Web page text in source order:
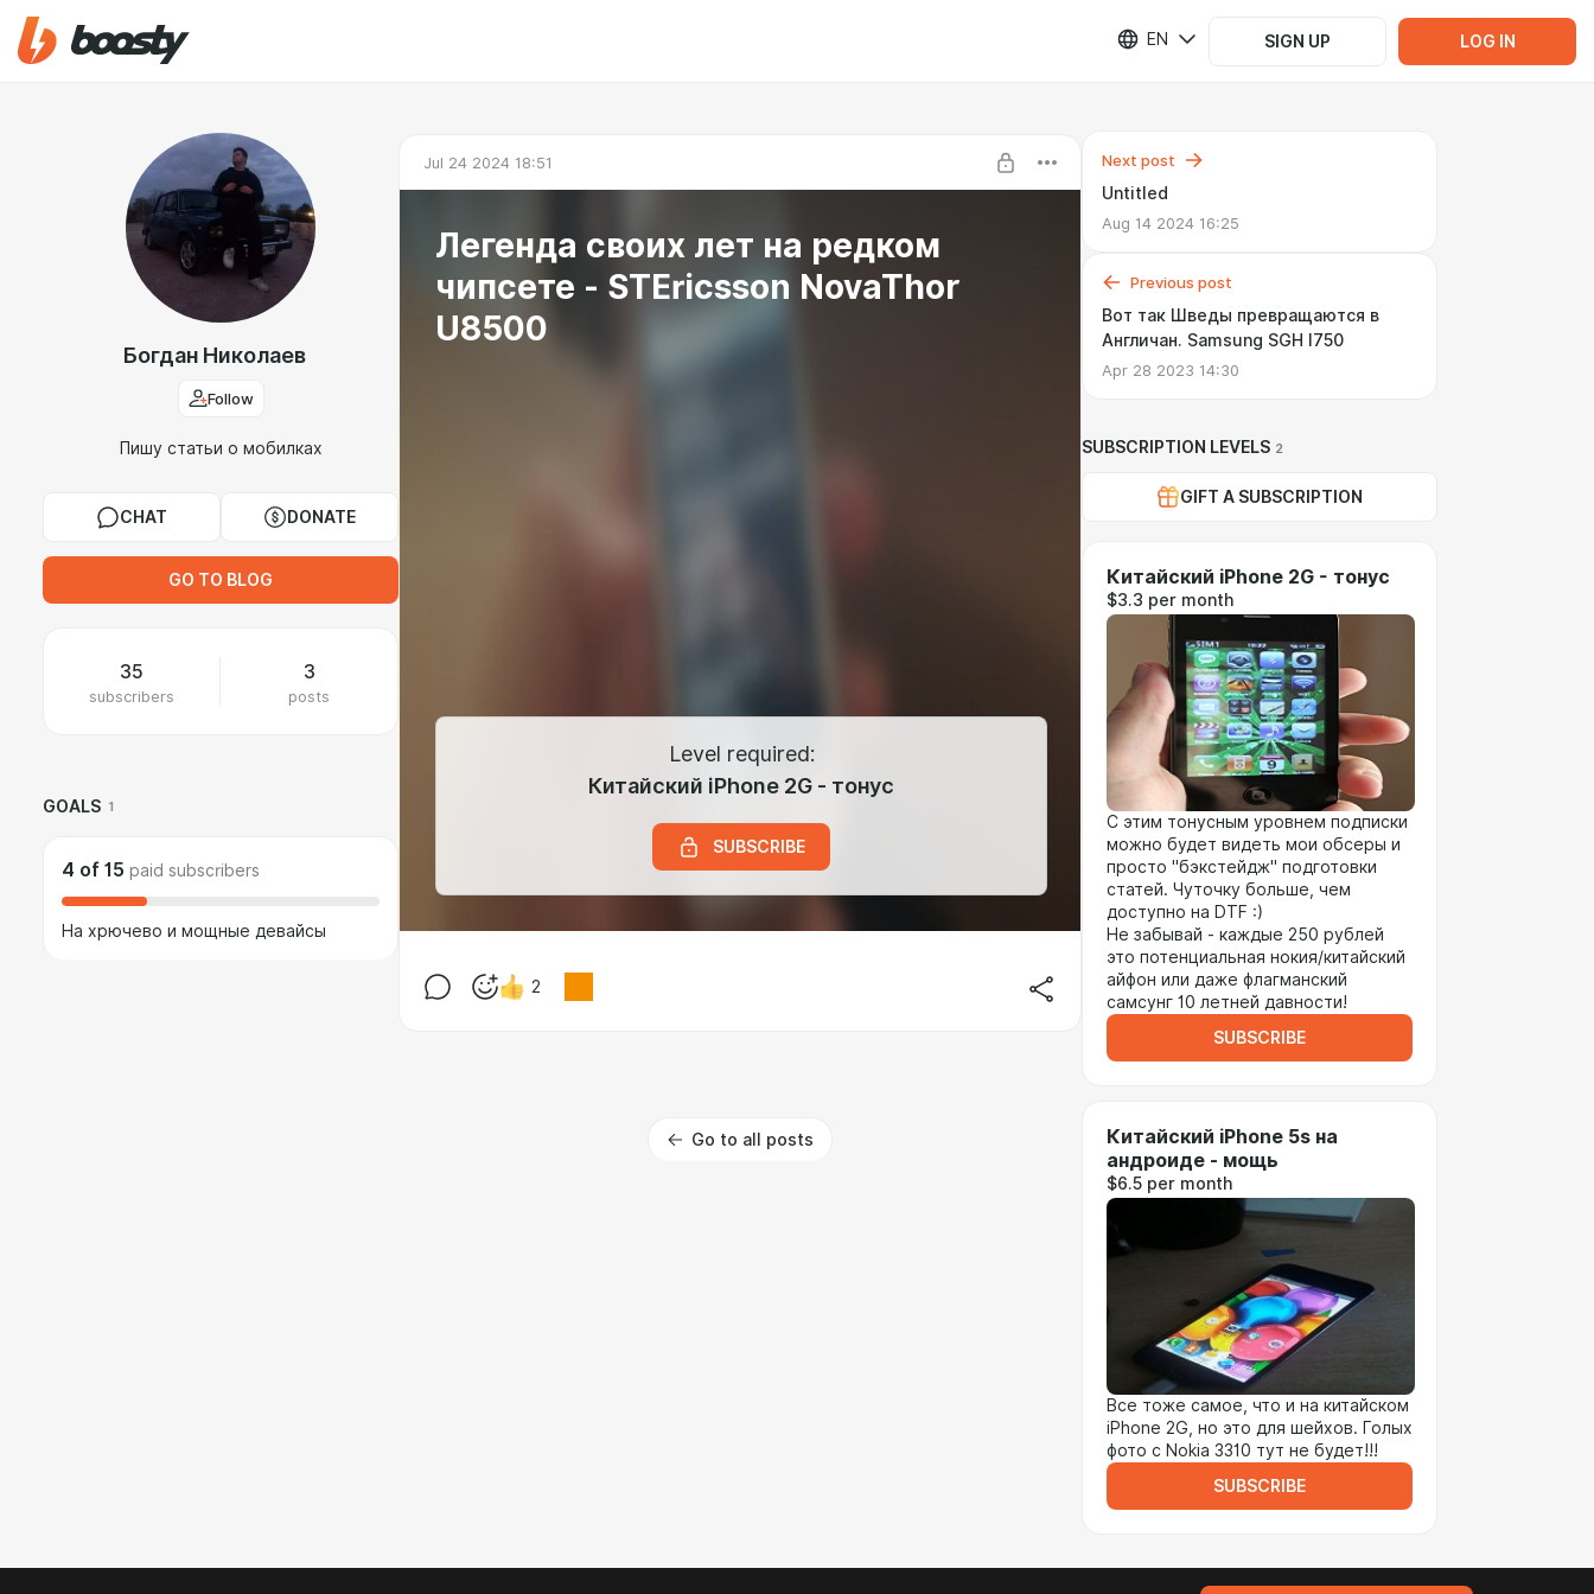
EN SIGN UP LOG IN
Богдан Николаев
Follow
Пишу статьи о мобилках
CHAT DONATE
GO TO BLOG
35
subscribers
3
posts
GOALS 1
4 of 15 paid subscribers
На хрючево и мощные девайсы
Jul 24 2024 18:51
Легенда своих лет на редком
чипсете - STEricsson NovaThor
U8500
Level required:
Китайский iPhone 2G - тонус
SUBSCRIBE
2
Go to all posts
Next post
Untitled
Aug 14 2024 16:25
Previous post
Вот так Шведы превращаются в
Англичан. Samsung SGH I750
Apr 28 2023 14:30
SUBSCRIPTION LEVELS 2
GIFT A SUBSCRIPTION
Китайский iPhone 2G - тонус
$3.3 per month
С этим тонусным уровнем подписки
можно будет видеть мои обсеры и
просто "бэкстейдж" подготовки
статей. Чуточку больше, чем
доступно на DTF :)
Не забывай - каждые 250 рублей
это потенциальная нокия/китайский
айфон или даже флагманский
самсунг 10 летней давности!
SUBSCRIBE
Китайский iPhone 5s на
андроиде - мощь
$6.5 per month
Все тоже самое, что и на китайском
iPhone 2G, но это для шейхов. Голых
фото с Nokia 3310 тут не будет!!!
SUBSCRIBE